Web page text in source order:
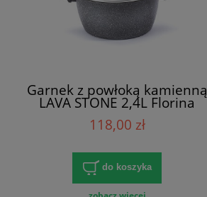
Garnek z powłoką kamienną
LAVA STONE 2,4L Florina
118,00 zł
do koszyka